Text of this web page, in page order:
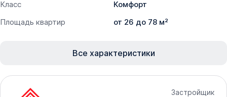
Класс
Комфорт
Площадь квартир
от 26 до 78 м²
Все характеристики
Застройщик